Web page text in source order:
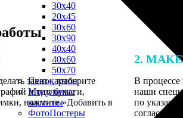
30х40
20х45
30х60
30х90
40х40
40х60
50х70
Пенокартон
Модульные
картины
ФотоПостеры
заказ», выберите
и тип бумаги,
нажмите «Добавить в
2.
В процессе
наши
по